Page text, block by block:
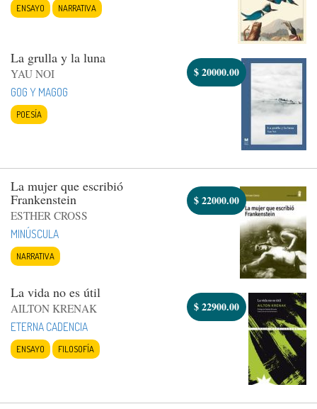
ENSAYO NARRATIVA
La grulla y la luna
YAU NOI
GOG Y MAGOG
POESÍA
$20000.00
La mujer que escribió
Frankenstein
ESTHER CROSS
MINÚSCULA
NARRATIVA
$22000.00
La vida no es útil
AILTON KRENAK
ETERNA CADENCIA
ENSAYO FILOSOFÍA
$22900.00